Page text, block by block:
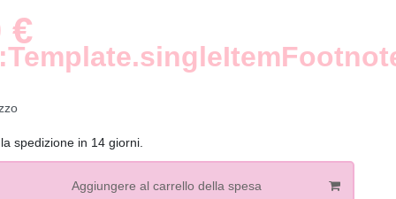
€
spedizione in 14 giorni.
Aggiungere al carrello della spesa